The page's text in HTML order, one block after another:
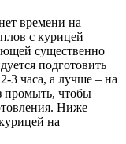
времени на
с курицей
существенно
подготовить
3 часа, а лучше – на
промыть, чтобы
Ниже
на